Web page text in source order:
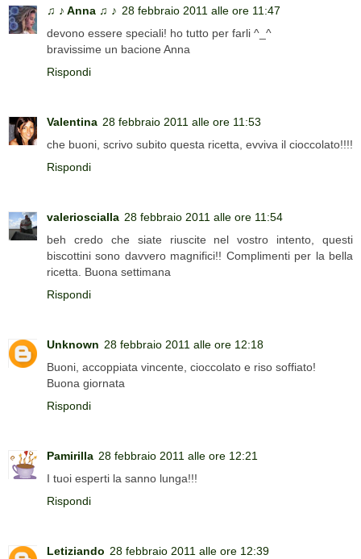
♫ ♪ Anna ♫ ♪ 28 febbraio 2011 alle ore 11:47
devono essere speciali! ho tutto per farli ^_^
bravissime un bacione Anna
Rispondi
Valentina 28 febbraio 2011 alle ore 11:53
che buoni, scrivo subito questa ricetta, evviva il cioccolato!!!!
Rispondi
valerioscialla 28 febbraio 2011 alle ore 11:54
beh credo che siate riuscite nel vostro intento, questi
biscottini sono davvero magnifici!! Complimenti per la bella
ricetta. Buona settimana
Rispondi
Unknown 28 febbraio 2011 alle ore 12:18
Buoni, accoppiata vincente, cioccolato e riso soffiato!
Buona giornata
Rispondi
Pamirilla 28 febbraio 2011 alle ore 12:21
I tuoi esperti la sanno lunga!!!
Rispondi
Letiziando 28 febbraio 2011 alle ore 12:39